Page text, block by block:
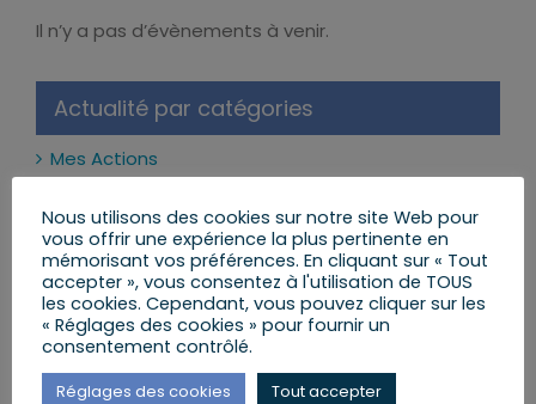
Notice
Il n’y a pas d’évènements à venir.
Actualité par catégories
Mes Actions
Réformes et Lois
Mon Agenda
Mes Lettres aux Citoyens
Nous utilisons des cookies sur notre site Web pour
vous offrir une expérience la plus pertinente en
mémorisant vos préférences. En cliquant sur « Tout
accepter », vous consentez à l'utilisation de TOUS
les cookies. Cependant, vous pouvez cliquer sur les
« Réglages des cookies » pour fournir un
consentement contrôlé.
Réglages des cookies Tout accepter